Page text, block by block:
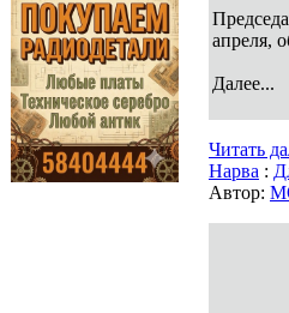
апреля,
Далее...
Читать
Нарва :
Автор: